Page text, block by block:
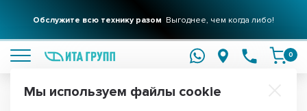
Обслужите всю технику разом Выгоднее, чем когда либо!
0
Мы используем файлы cookie